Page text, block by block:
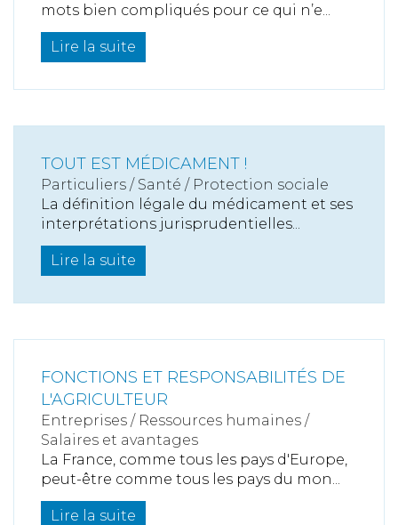
mots bien compliqués pour ce qui n’e...
Lire la suite
TOUT EST MÉDICAMENT !
Particuliers / Santé / Protection sociale
La définition légale du médicament et ses
interprétations jurisprudentielles...
Lire la suite
FONCTIONS ET RESPONSABILITÉS DE
L'AGRICULTEUR
Entreprises / Ressources humaines /
Salaires et avantages
La France, comme tous les pays d'Europe,
peut-être comme tous les pays du mon...
Lire la suite